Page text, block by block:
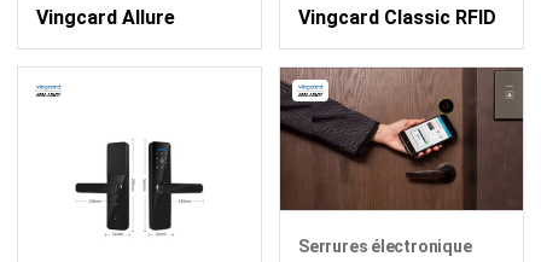
Vingcard Allure Vingcard Classic RFID
Serrures électronique